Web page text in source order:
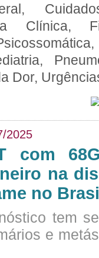
Clínica,
Dor,
2025
com
na
no
tem
e